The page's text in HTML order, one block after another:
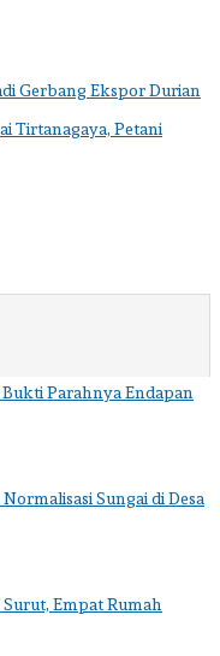
Gerbang Ekspor Durian
Tirtanagaya, Petani
Bukti Parahnya Endapan
Sungai di Desa
Empat Rumah